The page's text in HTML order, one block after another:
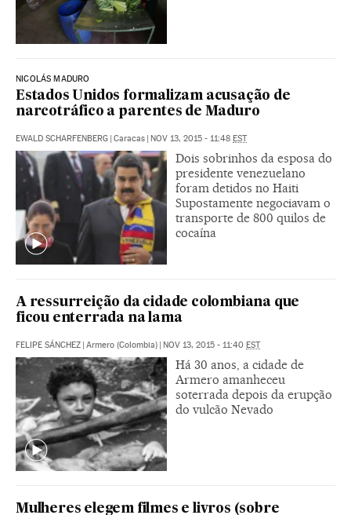
NICOLÁS MADURO
Estados Unidos formalizam acusação de
narcotráfico a parentes de Maduro
EWALD SCHARFENBERG | Caracas | NOV 13, 2015 - 11:48 EST
Dois sobrinhos da esposa do
presidente venezuelano
foram detidos no Haiti
Supostamente negociavam o
transporte de 800 quilos de
cocaína
A ressurreição da cidade colombiana que
ficou enterrada na lama
FELIPE SÁNCHEZ | Armero (Colombia) | NOV 13, 2015 - 11:40 EST
Há 30 anos, a cidade de
Armero amanheceu
soterrada depois da erupção
do vulcão Nevado
Mulheres elegem filmes e livros (sobre